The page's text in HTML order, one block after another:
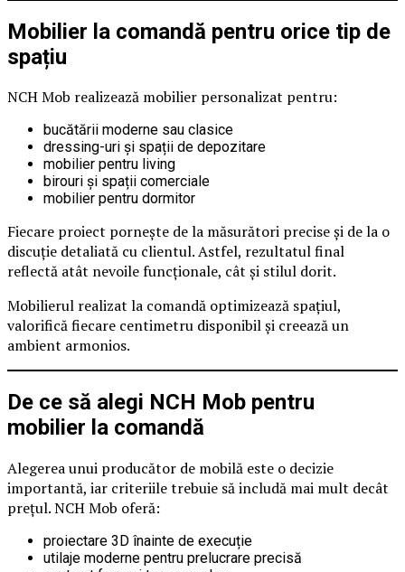
Mobilier la comandă pentru orice tip de
spațiu
NCH Mob realizează mobilier personalizat pentru:
bucătării moderne sau clasice
dressing-uri și spații de depozitare
mobilier pentru living
birouri și spații comerciale
mobilier pentru dormitor
Fiecare proiect pornește de la măsurători precise și de la o
discuție detaliată cu clientul. Astfel, rezultatul final
reflectă atât nevoile funcționale, cât și stilul dorit.
Mobilierul realizat la comandă optimizează spațiul,
valorifică fiecare centimetru disponibil și creează un
ambient armonios.
De ce să alegi NCH Mob pentru
mobilier la comandă
Alegerea unui producător de mobilă este o decizie
importantă, iar criteriile trebuie să includă mai mult decât
prețul. NCH Mob oferă:
proiectare 3D înainte de execuție
utilaje moderne pentru prelucrare precisă